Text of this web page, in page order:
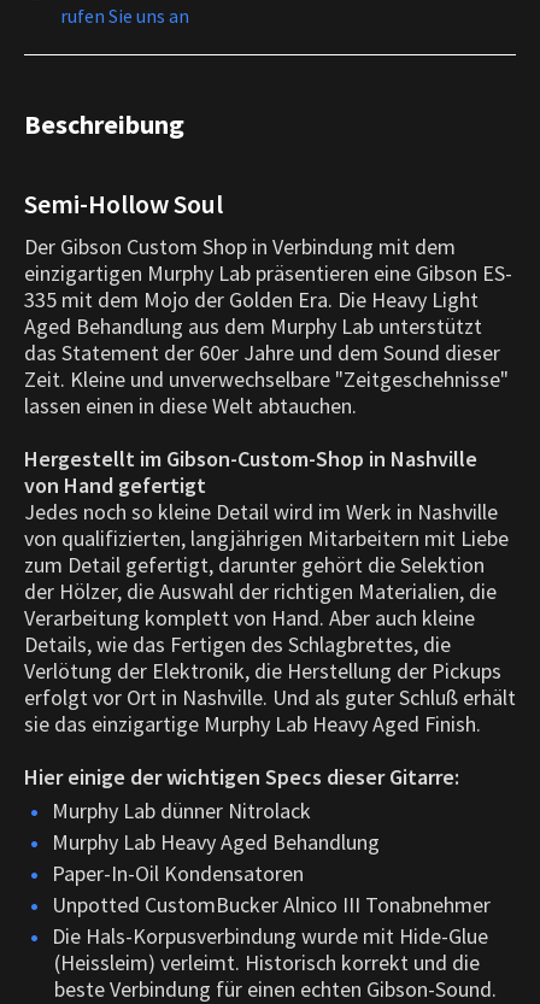
rufen Sie uns an
Beschreibung
Semi-Hollow Soul
Der Gibson Custom Shop in Verbindung mit dem
einzigartigen Murphy Lab präsentieren eine Gibson ES-
335 mit dem Mojo der Golden Era. Die Heavy Light
Aged Behandlung aus dem Murphy Lab unterstützt
das Statement der 60er Jahre und dem Sound dieser
Zeit. Kleine und unverwechselbare "Zeitgeschehnisse"
lassen einen in diese Welt abtauchen.
Hergestellt im Gibson-Custom-Shop in Nashville
von Hand gefertigt
Jedes noch so kleine Detail wird im Werk in Nashville
von qualifizierten, langjährigen Mitarbeitern mit Liebe
zum Detail gefertigt, darunter gehört die Selektion
der Hölzer, die Auswahl der richtigen Materialien, die
Verarbeitung komplett von Hand. Aber auch kleine
Details, wie das Fertigen des Schlagbrettes, die
Verlötung der Elektronik, die Herstellung der Pickups
erfolgt vor Ort in Nashville. Und als guter Schluß erhält
sie das einzigartige Murphy Lab Heavy Aged Finish.
Hier einige der wichtigen Specs dieser Gitarre:
Murphy Lab dünner Nitrolack
Murphy Lab Heavy Aged Behandlung
Paper-In-Oil Kondensatoren
Unpotted CustomBucker Alnico III Tonabnehmer
Die Hals-Korpusverbindung wurde mit Hide-Glue
(Heissleim) verleimt. Historisch korrekt und die
beste Verbindung für einen echten Gibson-Sound.